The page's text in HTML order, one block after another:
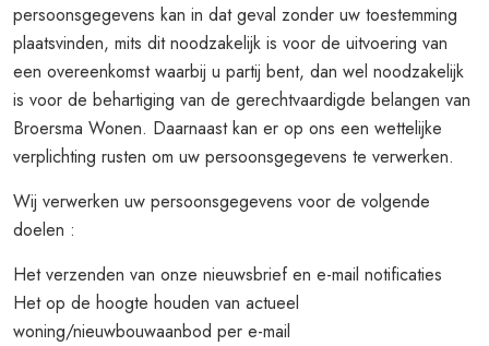
persoonsgegevens kan in dat geval zonder uw toestemming
plaatsvinden, mits dit noodzakelijk is voor de uitvoering van
een overeenkomst waarbij u partij bent, dan wel noodzakelijk
is voor de behartiging van de gerechtvaardigde belangen van
Broersma Wonen. Daarnaast kan er op ons een wettelijke
verplichting rusten om uw persoonsgegevens te verwerken.
Wij verwerken uw persoonsgegevens voor de volgende
doelen :
Het verzenden van onze nieuwsbrief en e-mail notificaties
Het op de hoogte houden van actueel
woning/nieuwbouwaanbod per e-mail